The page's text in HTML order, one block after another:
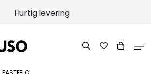
Hurtig levering
PASTEELO